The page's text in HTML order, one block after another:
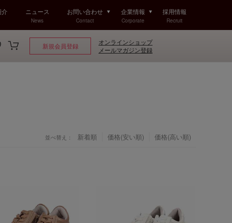
介 ニュース
News
お問い合わせ
Contact
企業情報
Corporate
採用情報
Recruit
新規会員登録
オンラインショップ
メールマガジン登録
並べ替え： 新着順 価格(安い順) 価格(高い順)